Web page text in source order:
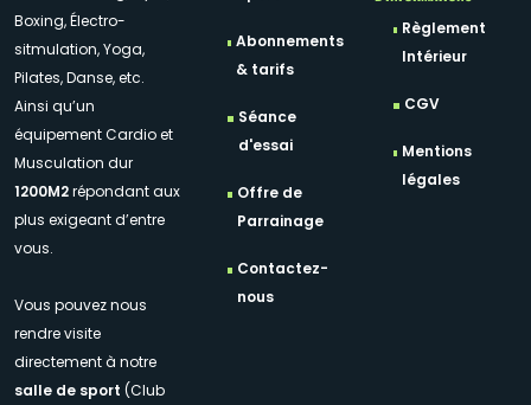
Boxing, Électro-
sitmulation, Yoga,
Pilates, Danse, etc.
Ainsi qu’un
équipement Cardio et
Musculation dur
1200M2répondant aux
plus exigeant d’entre
vous.
Vous pouvez nous
rendre visite
directement à notre
salle de sport (Club
Abonnements
& tarifs
Séance
d'essai
Offre de
Parrainage
Contactez-
nous
Règlement
Intérieur
CGV
Mentions
légales